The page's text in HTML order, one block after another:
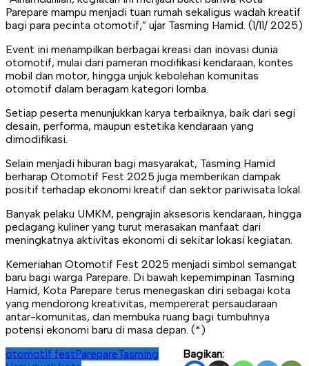
Parepare mampu menjadi tuan rumah sekaligus wadah kreatif
bagi para pecinta otomotif,” ujar Tasming Hamid. (1/11/ 2025)
Event ini menampilkan berbagai kreasi dan inovasi dunia
otomotif, mulai dari pameran modifikasi kendaraan, kontes
mobil dan motor, hingga unjuk kebolehan komunitas
otomotif dalam beragam kategori lomba.
Setiap peserta menunjukkan karya terbaiknya, baik dari segi
desain, performa, maupun estetika kendaraan yang
dimodifikasi.
Selain menjadi hiburan bagi masyarakat, Tasming Hamid
berharap Otomotif Fest 2025 juga memberikan dampak
positif terhadap ekonomi kreatif dan sektor pariwisata lokal.
Banyak pelaku UMKM, pengrajin aksesoris kendaraan, hingga
pedagang kuliner yang turut merasakan manfaat dari
meningkatnya aktivitas ekonomi di sekitar lokasi kegiatan.
Kemeriahan Otomotif Fest 2025 menjadi simbol semangat
baru bagi warga Parepare. Di bawah kepemimpinan Tasming
Hamid, Kota Parepare terus menegaskan diri sebagai kota
yang mendorong kreativitas, mempererat persaudaraan
antar-komunitas, dan membuka ruang bagi tumbuhnya
potensi ekonomi baru di masa depan. (*)
Bagikan:
otomotif festParepareTasming